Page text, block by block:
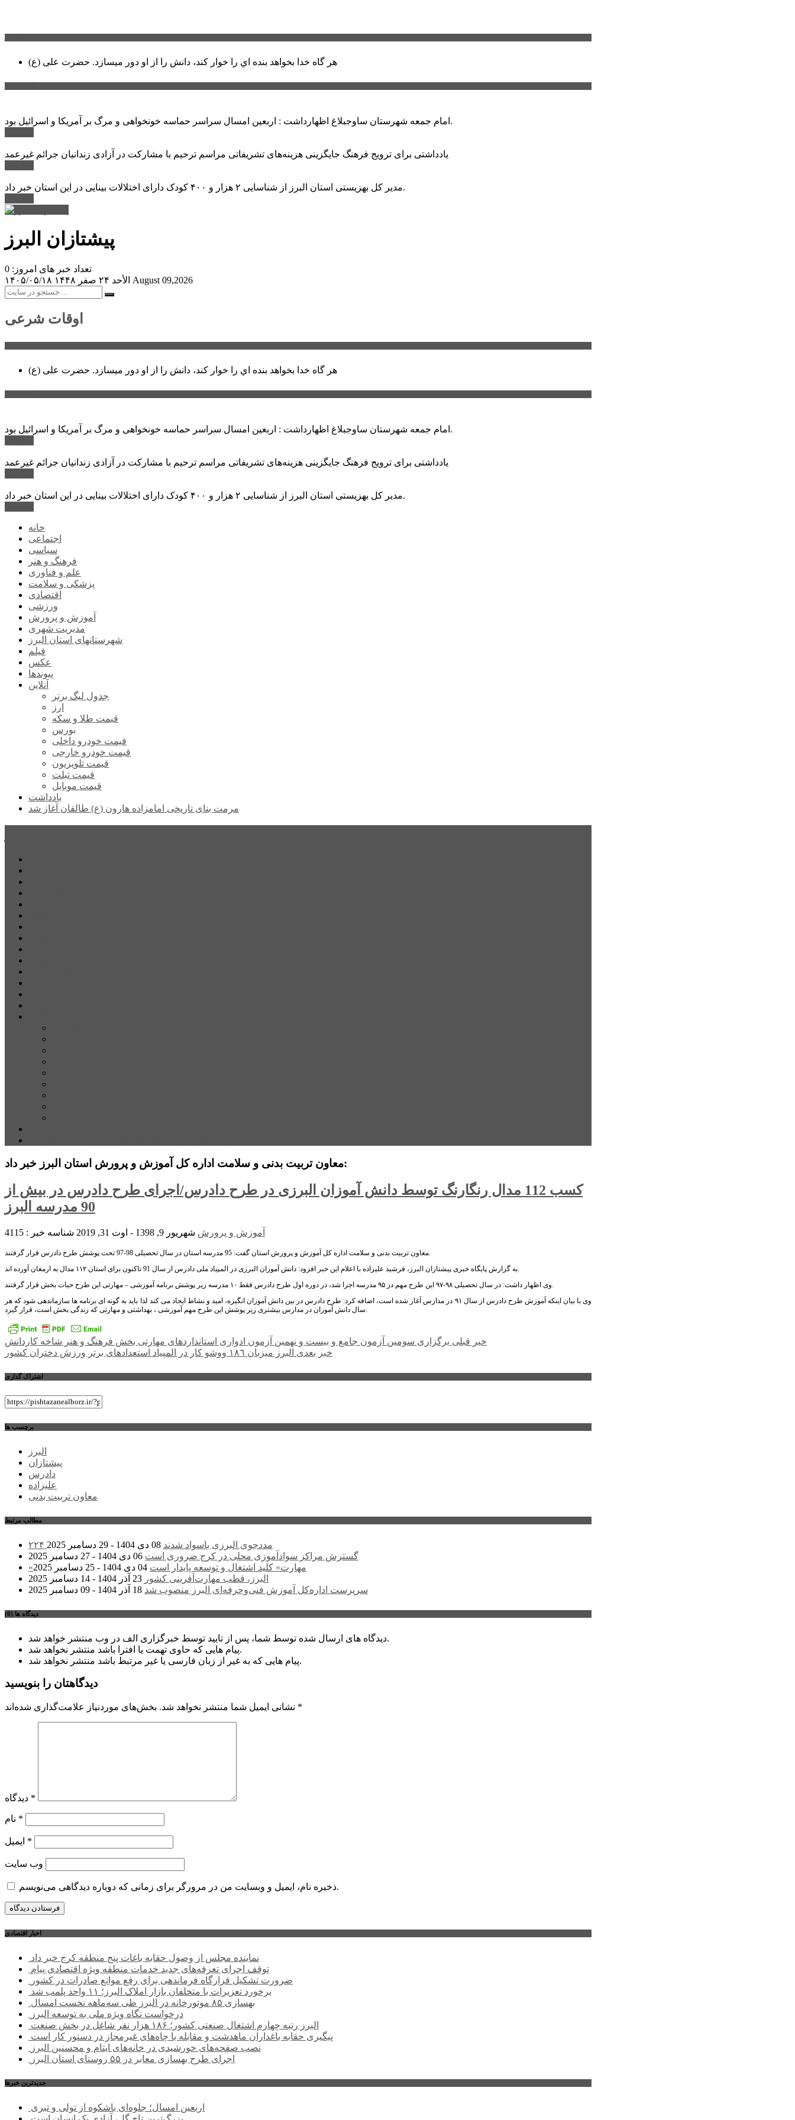
هر گاه خدا بخواهد بنده اي را خوار كند، دانش را از او دور میسازد. حضرت علی (ع)
امام جمعه شهرستان ساوجبلاغ اظهارداشت : اربعین امسال سراسر حماسه خونخواهی و مرگ بر آمریکا و اسرائیل بود.
یادداشتی برای ترویج فرهنگ جایگزینی هزینه‌های تشریفاتی مراسم ترحیم با مشارکت در آزادی زندانیان جرائم غیرعمد
مدیر کل بهزیستی استان البرز از شناسایی ۲ هزار و ۴۰۰ کودک دارای اختلالات بینایی در این استان خبر داد.
پیشتازان البرز
تعداد خبر های امروز: 0
۱۴۰۵/۰۵/۱۸
الأحد ۲۴ صفر ۱۴۴۸ August 09,2026
اوقات شرعی
هر گاه خدا بخواهد بنده اي را خوار كند، دانش را از او دور میسازد. حضرت علی (ع)
امام جمعه شهرستان ساوجبلاغ اظهارداشت : اربعین امسال سراسر حماسه خونخواهی و مرگ بر آمریکا و اسرائیل بود.
یادداشتی برای ترویج فرهنگ جایگزینی هزینه‌های تشریفاتی مراسم ترحیم با مشارکت در آزادی زندانیان جرائم غیرعمد
مدیر کل بهزیستی استان البرز از شناسایی ۲ هزار و ۴۰۰ کودک دارای اختلالات بینایی در این استان خبر داد.
خانه
اجتماعی
سیاسی
فرهنگ و هنر
علم و فناوری
پزشکی و سلامت
اقتصادی
ورزشی
آموزش و پرورش
مدیریت شهری
شهرستانهای استان البرز
فیلم
عکس
پیوندها
آنلاین
جدول لیگ برتر
ارز
قیمت طلا و سکه
بورس
قیمت خودرو داخلی
قیمت خودرو خارجی
قیمت تلویزیون
قیمت تبلت
قیمت موبایل
یادداشت
مرمت بنای تاریخی امامزاده هارون (ع) طالقان آغاز شد
معاون تربیت بدنی و سلامت اداره کل آموزش و پرورش استان البرز خبر داد:
کسب 112 مدال رنگارنگ توسط دانش آموزان البرزی در طرح دادرس/اجرای طرح دادرس در بیش از
90 مدرسه البرز
آموزش و پرورش شهریور 9, 1398 - اوت 31, 2019 شناسه خبر : 4115
معاون تربیت بدنی و سلامت اداره کل آموزش و پرورش استان گفت: 95 مدرسه استان در سال تحصیلی 98-97 تحت پوشش طرح دادرس قرار گرفتند.
به گزارش پایگاه خبری پیشتازان البرز، فرشید علیزاده با اعلام این خبر افزود: دانش آموزان البرزی در المپیاد ملی دادرس از سال 91 تاکنون برای استان ۱۱۲ مدال به ارمغان آورده اند.
وی اظهار داشت: در سال تحصیلی ۹۸-۹۷ این طرح مهم در ۹۵ مدرسه اجرا شد، در دوره اول طرح دادرس فقط ۱۰ مدرسه زیر پوشش برنامه آموزشی – مهارتی این طرح حیات بخش قرار گرفتند.
وی با بیان اینکه آموزش طرح دادرس از سال ۹۱ در مدارس آغاز شده است، اضافه کرد: طرح دادرس در بین دانش آموزان انگیزه، امید و نشاط ایجاد می کند لذا باید به گونه ای برنامه ها سازماندهی شود که هر
سال دانش آموزان در مدارس بیشتری زیر پوشش این طرح مهم آموزشی ، بهداشتی و مهارتی که زندگی بخش است، قرار گیرد.
راهبری
نوشته
خبر قبلی برگزاری سومین آزمون جامع و بیست و نهمین آزمون ادواری استانداردهای مهارتی بخش فرهنگ و هنر شاخه کاردانش
خبر بعدی البرز میزبان ١٨٦ ووشو کار در المپیاد استعدادهای برتر ورزش دختران کشور
اشتراک گذاری
برچسب ها
البرز
پیشتازان
دادرس
علیزاده
معاون تربیت بدنی
مطالب مرتبط
۲۲۴ مددجوی البرزی باسواد شدند 08 دی 1404 - 29 دسامبر 2025
گسترش مراکز سوادآموزی محلی در کرج ضروری است 06 دی 1404 - 27 دسامبر 2025
«مهارت» کلید اشتغال و توسعه پایدار است 04 دی 1404 - 25 دسامبر 2025
البرز، قطب مهارت‌آفرینی کشور 23 آذر 1404 - 14 دسامبر 2025
سرپرست اداره‌کل آموزش فنی‌وحرفه‌ای البرز منصوب شد 18 آذر 1404 - 09 دسامبر 2025
دیدگاه ها (0)
دیدگاه های ارسال شده توسط شما، پس از تایید توسط خبرگزاری الف در وب منتشر خواهد شد.
پیام هایی که حاوی تهمت یا افترا باشد منتشر نخواهد شد.
پیام هایی که به غیر از زبان فارسی یا غیر مرتبط باشد منتشر نخواهد شد.
دیدگاهتان را بنویسید
نشانی ایمیل شما منتشر نخواهد شد. *
*
*
*
وب‌ سایت
ذخیره نام، ایمیل و وبسایت من در مرورگر برای زمانی که دوباره دیدگاهی می‌نویسم.
اخبار اقتصادی
نماینده مجلس از وصول حقابه باغات پنج منطقه کرج خبر داد
توقف اجرای تعرفه‌های جدید خدمات منطقه ویژه اقتصادی پیام
ضرورت تشکیل قرارگاه فرماندهی برای رفع موانع صادرات در کشور
برخورد تعزیرات با متخلفان بازار املاک البرز؛ ۱۱ واحد پلمب شد
بهسازی ۸۵ موتورخانه در البرز طی سه‌ماهه نخست امسال
درخواست نگاه ویژه ملی به توسعه البرز
البرز رتبه چهارم اشتغال صنعتی کشور؛ ۱۸۶ هزار نفر شاغل در بخش صنعت
پیگیری حقابه باغداران ماهدشت و مقابله با چاه‌های غیرمجاز در دستور کار است
نصب صفحه‌های خورشیدی در خانه‌های ایتام و محسنین البرز
اجرای طرح بهسازی معابر در ۵۵ روستای استان البرز
جديدترين خبرها
اربعین امسال؛ جلوه‌ای باشکوه از تولی و تبری